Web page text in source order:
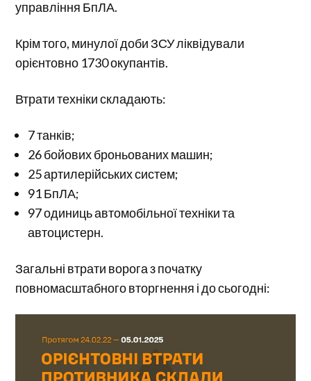
управління БпЛА.
Крім того, минулої доби ЗСУ ліквідували
орієнтовно 1730 окупантів.
Втрати техніки складають:
7 танків;
26 бойових броньованих машин;
25 артилерійських систем;
91 БпЛА;
97 одиниць автомобільної техніки та
автоцистерн.
Загальні втрати ворога з початку
повномасштабного вторгнення і до сьогодні: